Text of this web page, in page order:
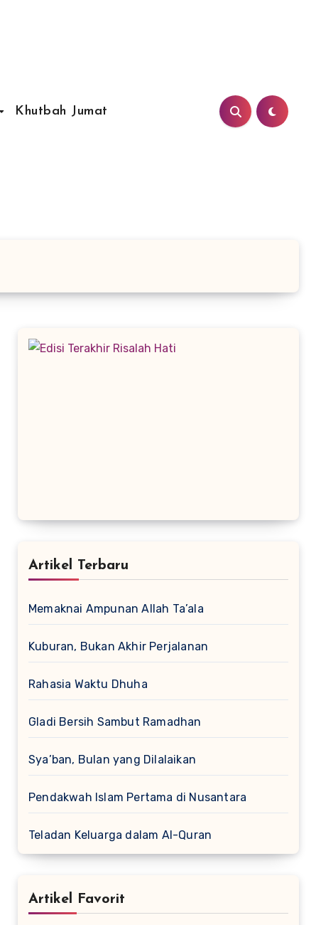
Khutbah Jumat
Artikel Terbaru
Memaknai Ampunan Allah Ta’ala
Kuburan, Bukan Akhir Perjalanan
Rahasia Waktu Dhuha
Gladi Bersih Sambut Ramadhan
Sya’ban, Bulan yang Dilalaikan
Pendakwah Islam Pertama di Nusantara
Teladan Keluarga dalam Al-Quran
Artikel Favorit